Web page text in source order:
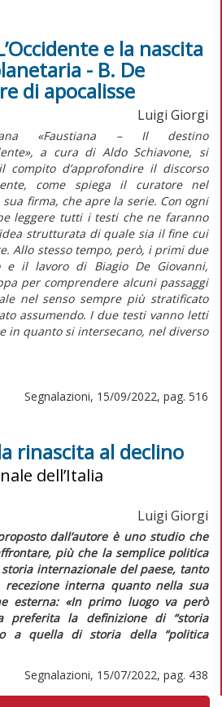
e la nascita
- B. De
di apocalisse
Luigi Giorgi
«Faustiana – Il destino
a cura di Aldo Schiavone, si
compito d’approfondire il discorso
come spiega il curatore nel
sua firma, che apre la serie. Con ogni
leggere tutti i testi che ne faranno
strutturata di quale sia il fine cui
Allo stesso tempo, però, i primi due
il lavoro di Biagio De Giovanni,
per comprendere alcuni passaggi
nel senso sempre più stratificato
assumendo. I due testi vanno letti
in quanto si intersecano, nel diverso
Segnalazioni, 15/09/2022, pag. 516
rinascita al declino
dell’Italia
Luigi Giorgi
dall’autore è uno studio che
più che la semplice politica
internazionale del paese, tanto
recezione interna quanto nella sua
esterna: «In primo luogo va però
preferita la definizione di “storia
a quella di storia della “politica
Segnalazioni, 15/07/2022, pag. 438